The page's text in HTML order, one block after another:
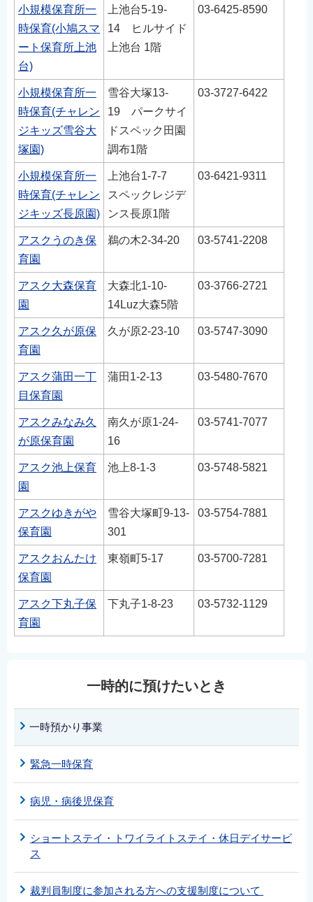
小規模保育所一
時保育(小鳩スマ
ート保育所上池
台)
上池台5-19-
14 ヒルサイド
上池台 1階
03-6425-8590
小規模保育所一
時保育(チャレン
ジキッズ雪谷大
塚園)
雪谷大塚13-
19 パークサイ
ドスペック田園
調布1階
03-3727-6422
小規模保育所一
時保育(チャレン
ジキッズ長原園)
上池台1-7-7
スペックレジデ
ンス長原1階
03-6421-9311
アスクうのき保
育園
鵜の木2-34-20 03‐5741-2208
アスク大森保育
園
大森北1-10-
14Luz大森5階
03‐3766-2721
アスク久が原保
育園
久が原2-23-10 03‐5747-3090
アスク蒲田一丁
目保育園
蒲田1-2-13 03‐5480-7670
アスクみなみ久
が原保育園
南久が原1-24-
16
03‐5741-7077
アスク池上保育
園
池上8-1-3 03‐5748-5821
アスクゆきがや
保育園
雪谷大塚町9-13-
301
03‐5754-7881
アスクおんたけ
保育園
東嶺町5-17 03‐5700-7281
アスク下丸子保
育園
下丸子1-8-23 03‐5732-1129
一時的に預けたいとき
一時預かり事業
緊急一時保育
病児・病後児保育
ショートステイ・トワイライトステイ・休日デイサービ
ス
裁判員制度に参加される方への支援制度について